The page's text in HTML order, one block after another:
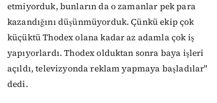
etmiyorduk, bunların da o zamanlar pek para
kazandığını düşünmüyorduk. Çünkü ekip çok
küçüktü Thodex olana kadar az adamla çok iş
yapıyorlardı. Thodex olduktan sonra baya işleri
açıldı, televizyonda reklam yapmaya başladılar"
dedi.